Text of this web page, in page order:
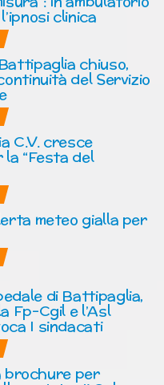
clinica
chiuso,
del Servizio
C.V. cresce
la “Festa del
meteo gialla per
di Battipaglia,
Fp-Cgil e l’Asl
I sindacati
brochure per